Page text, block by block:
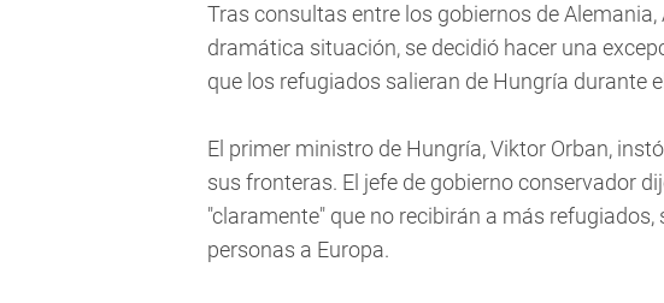
Tras consultas entre los gobiernos de
dramática situación, se decidió hacer una
que los refugiados salieran de Hungría durante
El primer ministro de Hungría, Viktor Orban,
sus fronteras. El jefe de gobierno conservador
"claramente" que no recibirán a más
personas a Europa.